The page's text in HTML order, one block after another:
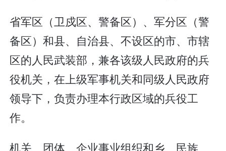
省军区（卫戍区、警备区）、军分区（警
备区）和县、自治县、不设区的市、市辖
区的人民武装部，兼各该级人民政府的兵
役机关，在上级军事机关和同级人民政府
领导下，负责办理本行政区域的兵役工
作。
机关、团体、企业事业组织和乡、民族